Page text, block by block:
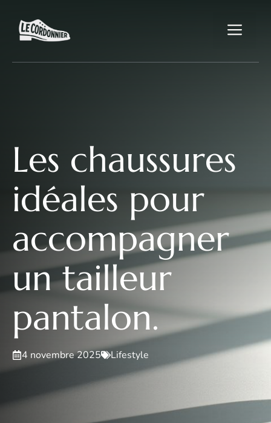
contenu
Les chaussures
idéales pour
accompagner
un tailleur
pantalon.
4 novembre 2025 Lifestyle